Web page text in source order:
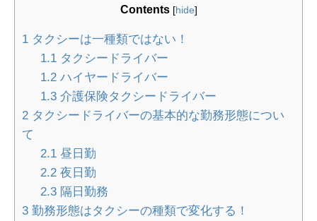
Contents [hide]
1 タクシーは一種類ではない！
1.1タクシードライバー
1.2ハイヤードライバー
1.3介護保険タクシードライバー
2 タクシードライバーの基本的な勤務形態につい
て
2.1昼日勤
2.2夜日勤
2.3隔日勤務
3 勤務形態はタクシーの種類で変化する！